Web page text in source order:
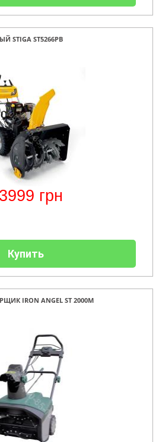
ST5266PB
грн
Купить
IRON ANGEL ST 2000M